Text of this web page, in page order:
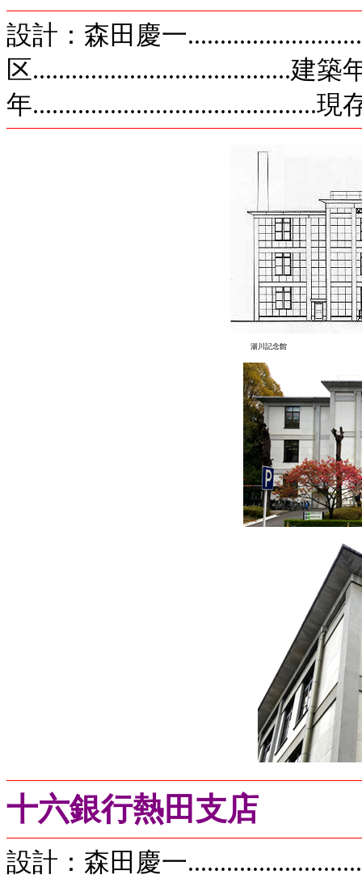
設計：森田慶一
区........................................建築
年............................................現
十六銀行熱田支店
設計：森田慶一